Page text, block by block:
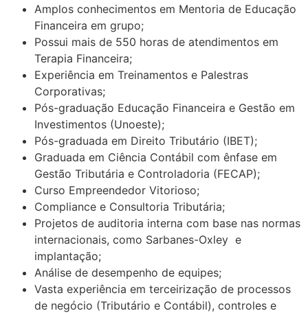
Amplos conhecimentos em Mentoria de Educação
Financeira em grupo;
Possui mais de 550 horas de atendimentos em
Terapia Financeira;
Experiência em Treinamentos e Palestras
Corporativas;
Pós-graduação Educação Financeira e Gestão em
Investimentos (Unoeste);
Pós-graduada em Direito Tributário (IBET);
Graduada em Ciência Contábil com ênfase em
Gestão Tributária e Controladoria (FECAP);
Curso Empreendedor Vitorioso;
Compliance e Consultoria Tributária;
Projetos de auditoria interna com base nas normas
internacionais, como Sarbanes-Oxley e
implantação;
Análise de desempenho de equipes;
Vasta experiência em terceirização de processos
de negócio (Tributário e Contábil), controles e